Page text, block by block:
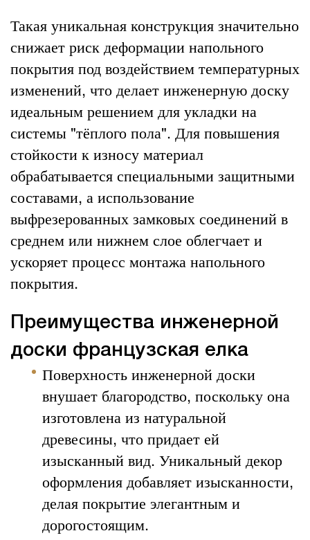
Такая уникальная конструкция значительно
снижает риск деформации напольного
покрытия под воздействием температурных
изменений, что делает инженерную доску
идеальным решением для укладки на
системы "тёплого пола". Для повышения
стойкости к износу материал
обрабатывается специальными защитными
составами, а использование
выфрезерованных замковых соединений в
среднем или нижнем слое облегчает и
ускоряет процесс монтажа напольного
покрытия.
Преимущества инженерной
доски французская елка
Поверхность инженерной доски
внушает благородство, поскольку она
изготовлена из натуральной
древесины, что придает ей
изысканный вид. Уникальный декор
оформления добавляет изысканности,
делая покрытие элегантным и
дорогостоящим.